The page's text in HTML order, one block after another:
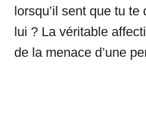
lorsqu’il sent que tu
lui ? La véritable
de la menace d’une